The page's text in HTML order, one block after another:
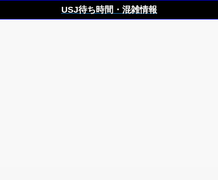
USJ待ち時間・混雑情報